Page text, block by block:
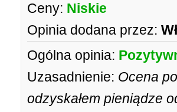
Ceny: Niskie
Opinia dodana przez:
Ogólna opinia:
Uzasadnienie: Ocena
odzyskałem pieniądze